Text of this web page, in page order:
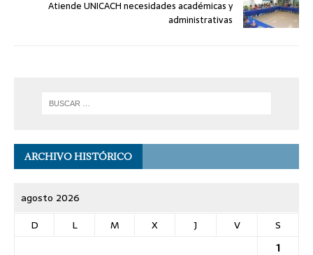
Atiende UNICACH necesidades académicas y
administrativas
ARCHIVO HISTÓRICO
agosto 2026
D
L M X J V
S
1